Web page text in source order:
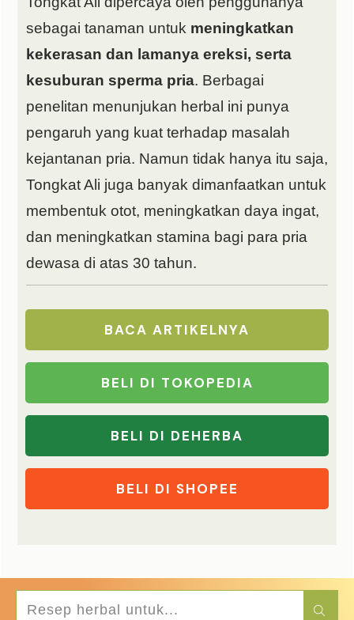
sebagai tanaman untuk meningkatkan
kekerasan dan lamanya ereksi, serta
kesuburan sperma pria. Berbagai
penelitan menunjukan herbal ini punya
pengaruh yang kuat terhadap masalah
kejantanan pria. Namun tidak hanya itu saja,
Tongkat Ali juga banyak dimanfaatkan untuk
membentuk otot, meningkatkan daya ingat,
dan meningkatkan stamina bagi para pria
dewasa di atas 30 tahun.
BACA ARTIKELNYA
BELI DI TOKOPEDIA
BELI DI DEHERBA
BELI DI SHOPEE